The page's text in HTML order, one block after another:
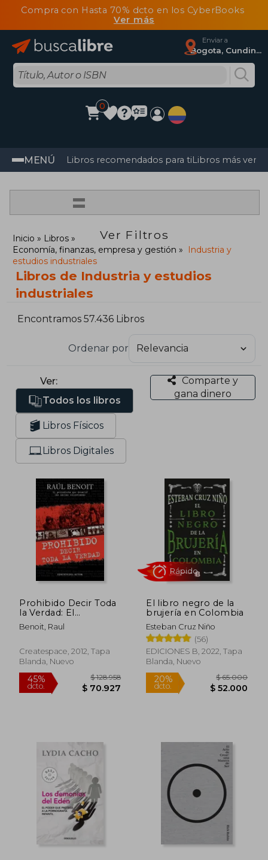
Compra con Hasta 70% dcto en los CyberBooks
Ver más
Enviar a
Bogota, Cundinamarca
0
MENÚ Libros recomendados para tiLibros más
=
Ver Filtros
Inicio
Libros
Economía, finanzas, empresa y gestión
Industria y
estudios industriales
Libros de Industria y estudios
industriales
Encontramos 57.436 Libros
Ordenar por
Ver:
Todos los libros
Libros Físicos
Libros Digitales
Comparte y
gana dinero
Prohibido Decir Toda
la Verdad: El
Periodista que
Desafio a las Mafias
Benoit, Raul
Createspace, 2012, Tapa
Blanda, Nuevo
45%
El libro negro de la
brujería en Colombia
Esteban Cruz Niño
(56)
EDICIONES B, 2022, Tapa
Blanda, Nuevo
dcto.
Rápido